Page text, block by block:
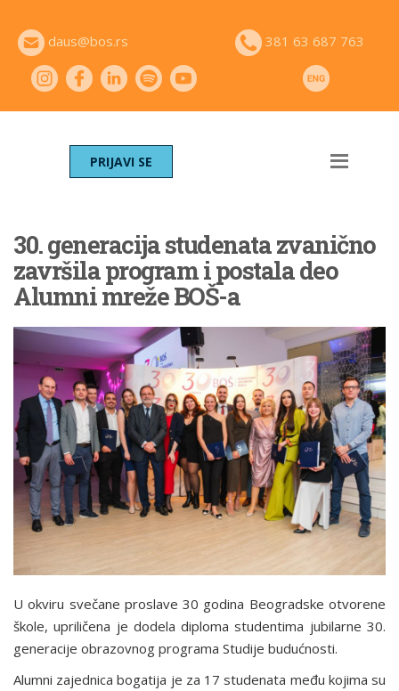
daus@bos.rs 381 63 687 763
PRIJAVI SE
30. generacija studenata zvanično
završila program i postala deo
Alumni mreže BOŠ-a
U okviru svečane proslave 30 godina Beogradske otvorene
škole, upriličena je dodela diploma studentima jubilarne 30.
generacije obrazovnog programa Studije budućnosti.
Alumni zajednica bogatija je za 17 studenata među kojima su